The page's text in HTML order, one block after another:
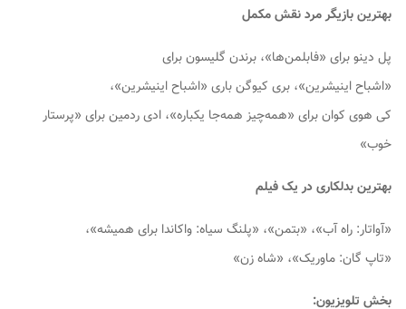
بهترین بازیگر مرد نقش مکمل
پل دینو برای «فابلمن‌ها»، برندن گلیسون برای
«اشباح اینیشرین»، بری کیوگن باری «اشباح اینیشرین»،
کی هوی کوان برای «همه‌چیز همه‌جا یکباره»، ادی ردمین برای «پرستار
خوب»
بهترین بدلکاری در یک فیلم
«آواتار: راه آب»، «بتمن»،‌ «پلنگ سیاه: واکاندا برای همیشه»،
«تاپ گان: ماوریک»، «شاه زن»
بخش تلویزیون: